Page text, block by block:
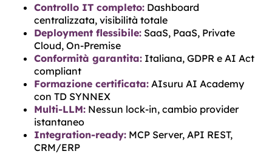
Controllo IT completo: Dashboard
centralizzata, visibilità totale
Deployment flessibile: SaaS, PaaS, Private
Cloud, On-Premise
Conformità garantita: Italiana, GDPR e AI Act
compliant
Formazione certificata: AIsuru AI Academy
con TD SYNNEX
Multi-LLM: Nessun lock-in, cambio provider
istantaneo
Integration-ready: MCP Server, API REST,
CRM/ERP